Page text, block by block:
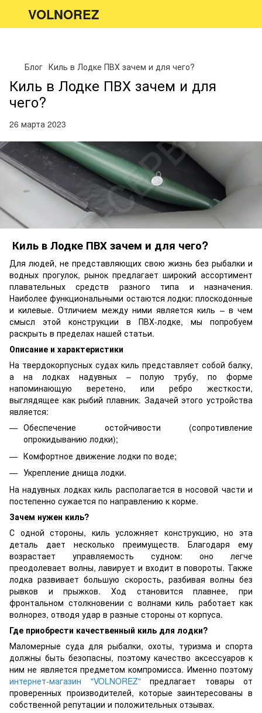
VOLNOREZ
Блог Киль в Лодке ПВХ зачем и для чего?
Киль в Лодке ПВХ зачем и для
чего?
26 марта 2023
Киль в Лодке ПВХ зачем и для чего?
Для людей, не представляющих свою жизнь без рыбалки и
водных прогулок, рынок предлагает широкий ассортимент
плавательных средств разного типа и назначения.
Наиболее функциональными остаются лодки: плоскодонные
и килевые. Отличием между ними является киль – в чем
смысл этой конструкции в ПВХ-лодке, мы попробуем
раскрыть в пределах нашей статьи.
Описание и характеристики
На твердокорпусных судах киль представляет собой балку,
а на лодках надувных – полую трубу, по форме
напоминающую веретено, или ребро жесткости,
выглядящее как рыбий плавник. Задачей этого устройства
является:
Обеспечение остойчивости (сопротивление
опрокидыванию лодки);
Комфортное движение лодки по воде;
Укрепление днища лодки.
На надувных лодках киль располагается в носовой части и
постепенно сужается по направлению к корме.
Зачем нужен киль?
С одной стороны, киль усложняет конструкцию, но эта
деталь дает несколько преимуществ. Благодаря ему
возрастает управляемость судном: оно легче
преодолевает волны, лавирует и входит в повороты. Также
лодка развивает большую скорость, разбивая волны без
рывков и прыжков. Ход становится плавнее, при
фронтальном столкновении с волнами киль работает как
волнорез, отводя удар в разные стороны от корпуса.
Где приобрести качественный киль для лодки?
Маломерные суда для рыбалки, охоты, туризма и спорта
должны быть безопасны, поэтому качество аксессуаров к
ним не является предметом компромисса. Именно поэтому
интернет-магазин "VOLNOREZ"предлагает товары от
проверенных производителей, которые заинтересованы в
собственной репутации и положительных отзывах.